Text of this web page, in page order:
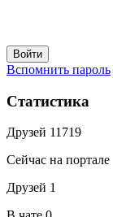
Вспомнить пароль
Статистика
Друзей 11719
Сейчас на портале
Друзей 1